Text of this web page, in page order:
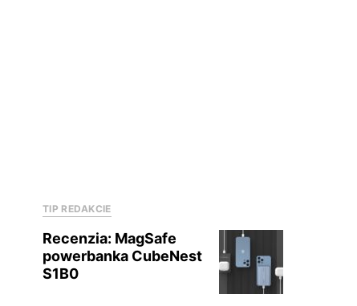
TIP REDAKCIE
Recenzia: MagSafe
powerbanka CubeNest
S1B0